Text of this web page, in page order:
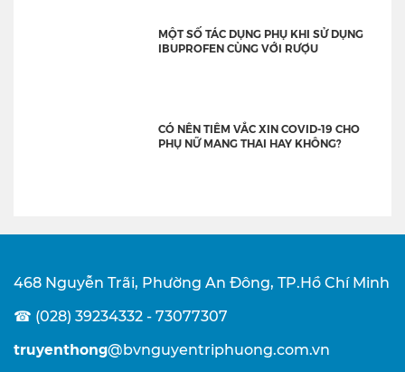
MỘT SỐ TÁC DỤNG PHỤ KHI SỬ DỤNG
IBUPROFEN CÙNG VỚI RƯỢU
CÓ NÊN TIÊM VẮC XIN COVID-19 CHO
PHỤ NỮ MANG THAI HAY KHÔNG?
468 Nguyễn Trãi, Phường An Đông, TP.Hồ Chí Minh
☎ (028) 39234332 - 73077307
truyenthong@bvnguyentriphuong.com.vn